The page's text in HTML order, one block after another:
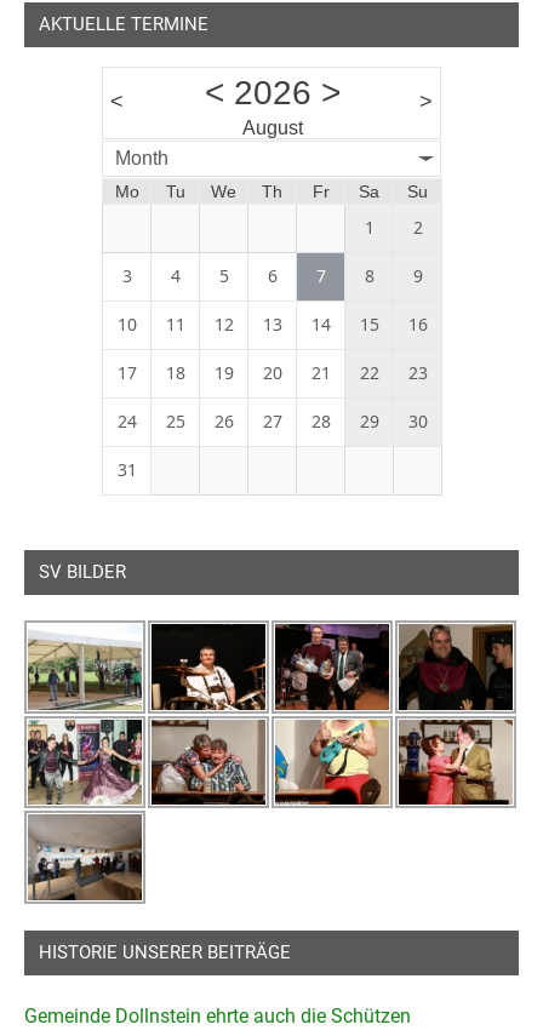
AKTUELLE TERMINE
< < 2026 >
August
>
Month
Mo Tu We Th Fr Sa Su
1 2
3 4 5 6 7 8 9
10 11 12 13 14 15 16
17 18 19 20 21 22 23
24 25 26 27 28 29 30
31
SV BILDER
HISTORIE UNSERER BEITRÄGE
Gemeinde Dollnstein ehrte auch die Schützen